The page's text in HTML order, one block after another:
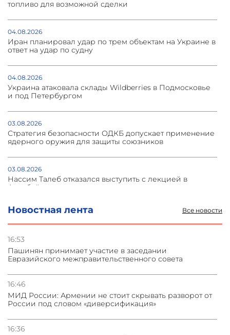
Новостная лента Все новости
16:53
Пашинян принимает участие в заседании
Евразийского межправительственного совета
16:46
МИД России: Армении не стоит скрывать разворот от
России под словом «диверсификация»
16:36
топливо для возможной сделки
04.08.2026
Иран планировал удар по трем объектам на Украине в
ответ на удар по судну
04.08.2026
Украина атаковала склады Wildberries в Подмосковье
и под Петербургом
03.08.2026
Стратегия безопасности ОДКБ допускает применение
ядерного оружия для защиты союзников
03.08.2026
Нассим Талеб отказался выступить с лекцией в
Азербайджане
31.07.2026
Сотрудничество и очереди – детали визита главы
31.07.2026
31.07.2026
условии прекращения огня